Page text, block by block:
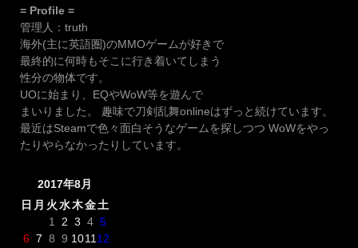
= Profile =
管理人：truth
海外(主に英語圏)のMMOゲームが好きで
最終的に何時もそこに行き着いてしまう
性分の物体です。
UOに始まり、EQやWoW等を遊んで
まいりました。 趣味で刀剣乱舞onlineはずっと続けています。
最近はSteamで色々面白そうなゲームを探しつつ WoWをやっ
たりやらなかったりしています。
2017年8月
日 月 火水木金土
1 2 3 4 5
6 7 8 9 101112